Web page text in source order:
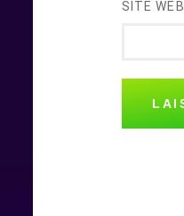
SITE WEB